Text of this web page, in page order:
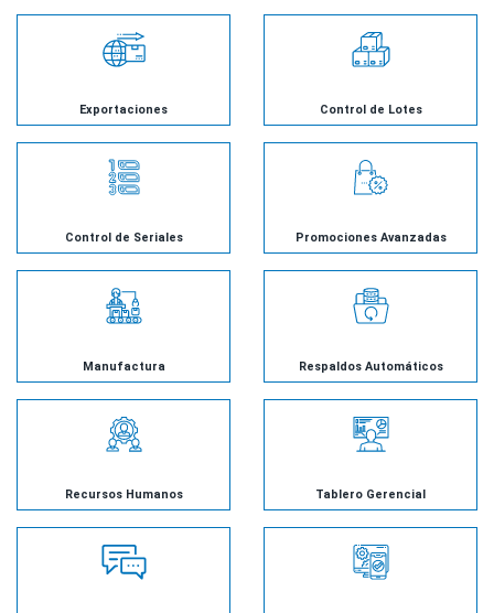
Exportaciones Control de Lotes
Control de Seriales Promociones Avanzadas
Manufactura Respaldos Automáticos
Recursos Humanos Tablero Gerencial